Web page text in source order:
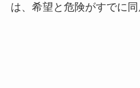
は、希望と危険がすでに同